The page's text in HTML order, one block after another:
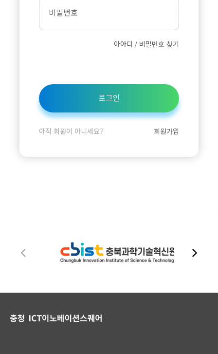
비밀번호
아아디 / 비밀번호 찾기
로그인
아직 회원이 아니세요? 회원가입